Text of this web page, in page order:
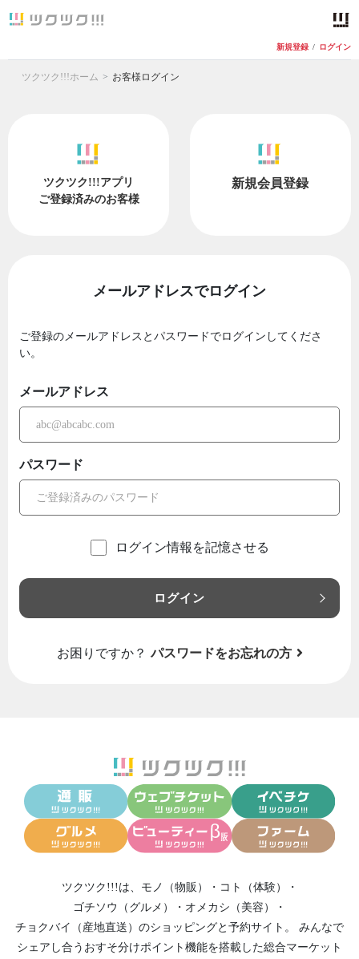
新規登録 / ログイン
ツクツク!!!ホーム お客様ログイン
ツクツク!!!アプリ
ご登録済みのお客様
新規会員登録
メールアドレスでログイン
ご登録のメールアドレスとパスワードでログインしてくださ
い。
メールアドレス
パスワード
ログイン情報を記憶させる
ログイン
お困りですか？ パスワードをお忘れの方
ツクツク!!!は、 モノ（物販） ・ コト（体験）
・
ゴチソウ（グルメ）
・ オメカシ（美容）
・
チョクバイ（産地直送） のショッピングと予約サイト。
みんなで
シェアし合う おすそ分けポイント機能を搭載した総合マーケット